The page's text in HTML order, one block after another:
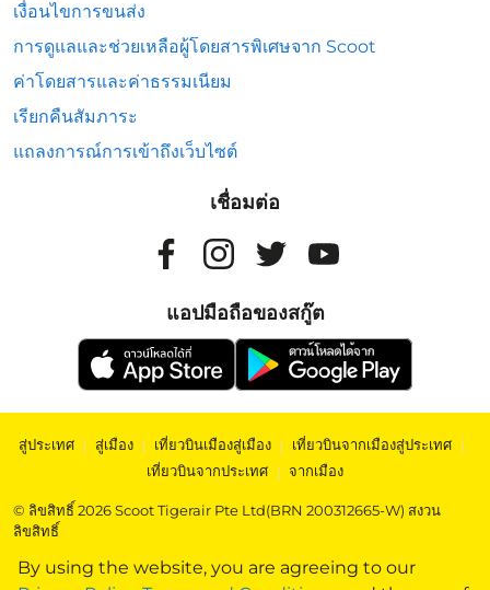
By using the website, you are agreeing to our
เงื่อนไขการขนส่ง
การดูแลและช่วยเหลือผู้โดยสารพิเศษจาก Scoot
ค่าโดยสารและค่าธรรมเนียม
เรียกคืนสัมภาระ
แถลงการณ์การเข้าถึงเว็บไซต์
เชื่อมต่อ
แอปมือถือของสกู๊ต
สู่ประเทศ | สู่เมือง | เที่ยวบินเมืองสู่เมือง | เที่ยวบินจากเมืองสู่ประเทศ |
เที่ยวบินจากประเทศ | จากเมือง
© ลิขสิทธิ์ 2026 Scoot Tigerair Pte Ltd(BRN 200312665-W) สงวน
ลิขสิทธิ์